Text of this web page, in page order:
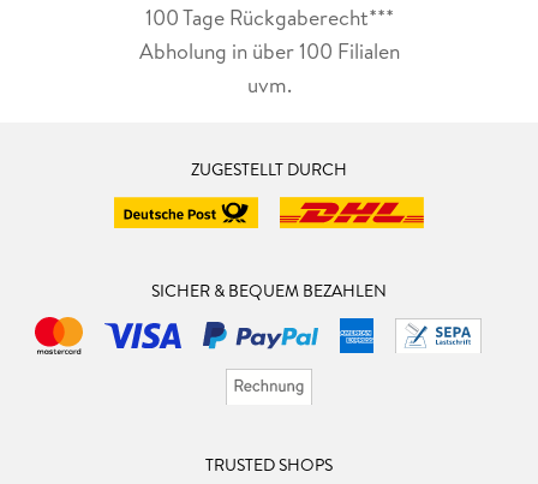
100 Tage Rückgaberecht***
Abholung in über 100 Filialen
uvm.
ZUGESTELLT DURCH
SICHER & BEQUEM BEZAHLEN
TRUSTED SHOPS